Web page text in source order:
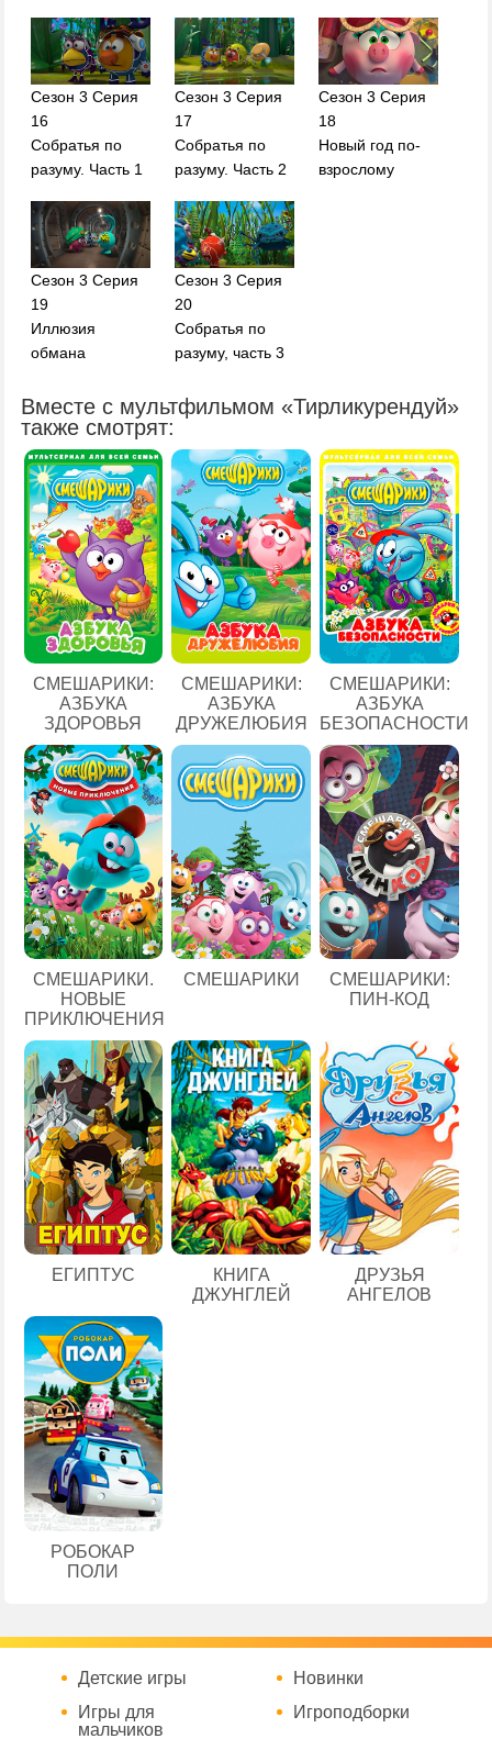
Сезон 3 Серия
16
Собратья по
разуму. Часть 1
Сезон 3 Серия
17
Собратья по
разуму. Часть 2
Сезон 3 Серия
18
Новый год по-
взрослому
Сезон 3 Серия
19
Иллюзия
обмана
Сезон 3 Серия
20
Собратья по
разуму, часть 3
Вместе с мультфильмом «Тирликурендуй»
также смотрят:
СМЕШАРИКИ:
АЗБУКА
ЗДОРОВЬЯ
СМЕШАРИКИ:
АЗБУКА
ДРУЖЕЛЮБИЯ
СМЕШАРИКИ:
АЗБУКА
БЕЗОПАСНОСТИ
СМЕШАРИКИ.
НОВЫЕ
ПРИКЛЮЧЕНИЯ
СМЕШАРИКИ
СМЕШАРИКИ:
ПИН-КОД
ЕГИПТУС
КНИГА
ДЖУНГЛЕЙ
ДРУЗЬЯ
АНГЕЛОВ
РОБОКАР
ПОЛИ
Детские игры
Игры для
мальчиков
Новинки
Игроподборки